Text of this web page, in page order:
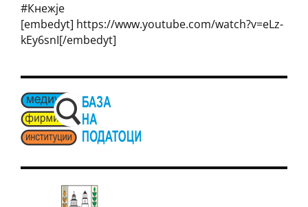
#Кнежје
[embedyt] https://www.youtube.com/watch?v=eLz-
kEy6snI[/embedyt]